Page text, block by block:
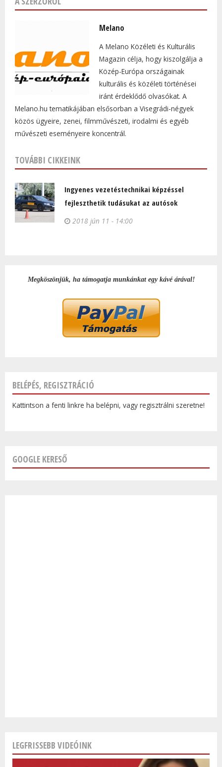
Melano
A Melano Közéleti és Kulturális
Magazin célja, hogy kiszolgálja a
Közép-Európa országainak
kulturális és közéleti történései
iránt érdeklődő olvasókat. A
Melano.hu tematikájában elsősorban a Visegrádi-négyek
közös ügyeire, zenei, filmművészeti, irodalmi és egyéb
művészeti eseményeire koncentrál.
TOVÁBBI CIKKEINK
Ingyenes vezetéstechnikai képzéssel
fejleszthetik tudásukat az autósok
2018 jún 11 - 14:00
Megköszönjük, ha támogatja munkánkat egy kávé árával!
BELÉPÉS, REGISZTRÁCIÓ
Kattintson a fenti linkre ha belépni, vagy regisztrálni szeretne!
GOOGLE KERESŐ
LEGFRISSEBB VIDEÓINK